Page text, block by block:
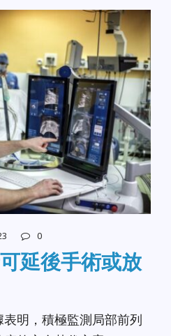
0
延後手術或放
明，積極監測局部前列